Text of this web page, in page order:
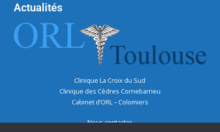
Actualités
Clinique La Croix du Sud
Clinique des Cèdres Cornebarrieu
Cabinet d’ORL – Colomiers
Nous contacter